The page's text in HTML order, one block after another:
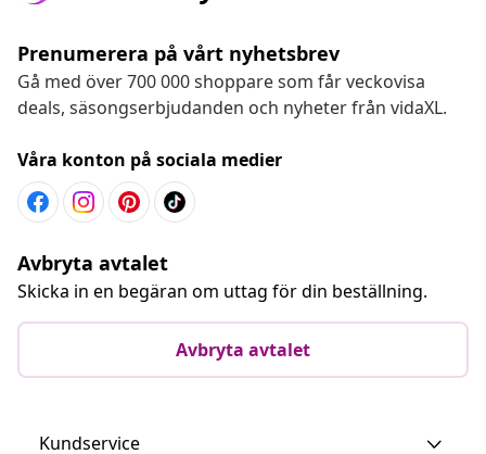
Prenumerera på vårt nyhetsbrev
Gå med över 700 000 shoppare som får veckovisa
deals, säsongserbjudanden och nyheter från vidaXL.
Våra konton på sociala medier
Avbryta avtalet
Skicka in en begäran om uttag för din beställning.
Avbryta avtalet
Kundservice